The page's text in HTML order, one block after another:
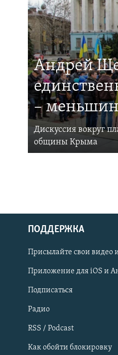
Українською
Qırımtatar
ПРИСОЕДИНЯЙТЕСЬ!
Андрей
–
Дискуссия вокруг
общины Крыма
ПОДДЕРЖКА
Присылайте свои видео
Приложение для iOS и
Подписаться
Радио
RSS / Podcast
Как обойти блокировку